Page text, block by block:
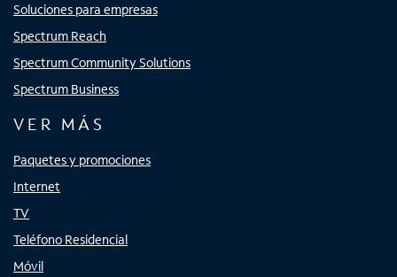
Soluciones para empresas
Spectrum Reach
Spectrum Community Solutions
Spectrum Business
VER MÁS
Paquetes y promociones
Internet
TV
Teléfono Residencial
Móvil